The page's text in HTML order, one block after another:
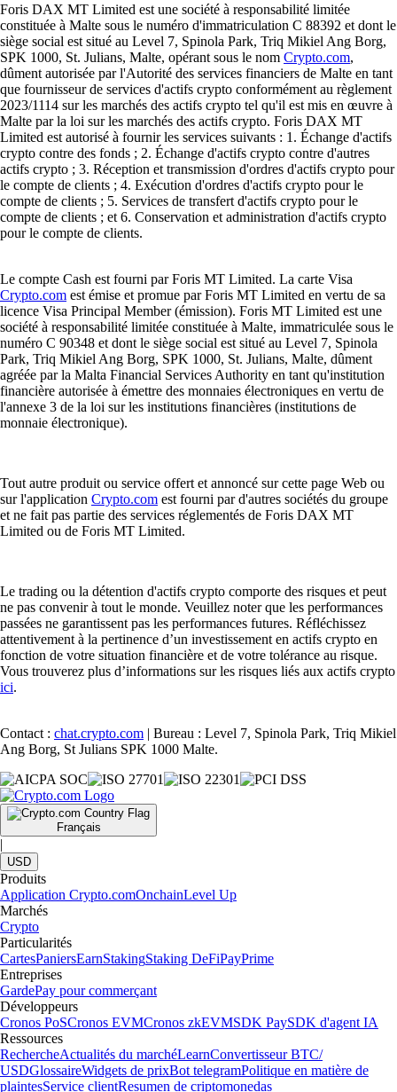
Foris DAX MT Limited est une société à responsabilité limitée
constituée à Malte sous le numéro d'immatriculation C 88392 et dont le
siège social est situé au Level 7, Spinola Park, Triq Mikiel Ang Borg,
SPK 1000, St. Julians, Malte, opérant sous le nom Crypto.com,
dûment autorisée par l'Autorité des services financiers de Malte en tant
que fournisseur de services d'actifs crypto conformément au règlement
2023/1114 sur les marchés des actifs crypto tel qu'il est mis en œuvre à
Malte par la loi sur les marchés des actifs crypto. Foris DAX MT
Limited est autorisé à fournir les services suivants : 1. Échange d'actifs
crypto contre des fonds ; 2. Échange d'actifs crypto contre d'autres
actifs crypto ; 3. Réception et transmission d'ordres d'actifs crypto pour
le compte de clients ; 4. Exécution d'ordres d'actifs crypto pour le
compte de clients ; 5. Services de transfert d'actifs crypto pour le
compte de clients ; et 6. Conservation et administration d'actifs crypto
pour le compte de clients.
Le compte Cash est fourni par Foris MT Limited. La carte Visa
Crypto.com est émise et promue par Foris MT Limited en vertu de sa
licence Visa Principal Member (émission). Foris MT Limited est une
société à responsabilité limitée constituée à Malte, immatriculée sous le
numéro C 90348 et dont le siège social est situé au Level 7, Spinola
Park, Triq Mikiel Ang Borg, SPK 1000, St. Julians, Malte, dûment
agréée par la Malta Financial Services Authority en tant qu'institution
financière autorisée à émettre des monnaies électroniques en vertu de
l'annexe 3 de la loi sur les institutions financières (institutions de
monnaie électronique).
Tout autre produit ou service offert et annoncé sur cette page Web ou
sur l'application Crypto.com est fourni par d'autres sociétés du groupe
et ne fait pas partie des services réglementés de Foris DAX MT
Limited ou de Foris MT Limited.
Le trading ou la détention d'actifs crypto comporte des risques et peut
ne pas convenir à tout le monde. Veuillez noter que les performances
passées ne garantissent pas les performances futures. Réfléchissez
attentivement à la pertinence d’un investissement en actifs crypto en
fonction de votre situation financière et de votre tolérance au risque.
Vous trouverez plus d’informations sur les risques liés aux actifs crypto
ici.
Contact : chat.crypto.com | Bureau : Level 7, Spinola Park, Triq Mikiel
Ang Borg, St Julians SPK 1000 Malte.
Français
|
USD
Produits
Application Crypto.comOnchainLevel Up
Marchés
Crypto
Particularités
CartesPaniersEarnStakingStaking DeFiPayPrime
Entreprises
GardePay pour commerçant
Développeurs
Cronos PoSCronos EVMCronos zkEVMSDK PaySDK d'agent IA
Ressources
RechercheActualités du marchéLearnConvertisseur BTC/
USDGlossaireWidgets de prixBot telegramPolitique en matière de
plaintesService clientResumen de criptomonedas